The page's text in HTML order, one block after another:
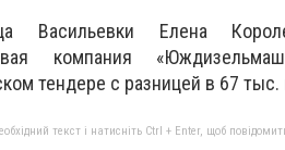
Васильевки Елена
компания
тендере с разницей в 67 тыс.
текст і натисніть Ctrl + Enter, щоб